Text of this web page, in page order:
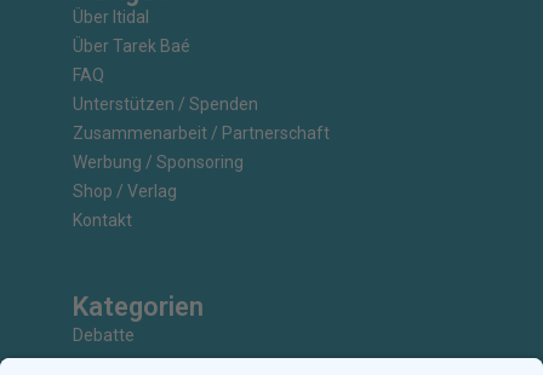
Über Itidal
Über Tarek Baé
FAQ
Unterstützen / Spenden
Zusammenarbeit / Partnerschaft
Werbung / Sponsoring
Shop / Verlag
Kontakt
Kategorien
Debatte